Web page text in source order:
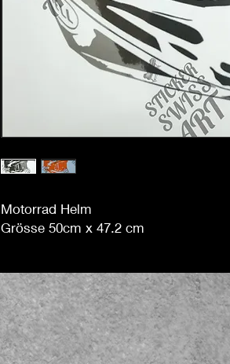
Motorrad Helm
Grösse 50cm x 47.2 cm